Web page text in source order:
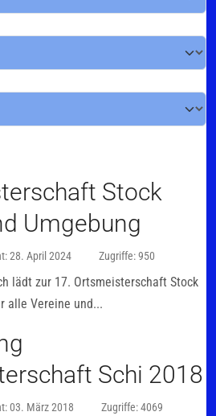
Stock
Umgebung
28. April 2024 Zugriffe: 950
lädt zur 17. Ortsmeisterschaft Stock
alle Vereine und...
Schi 2018
03. März 2018 Zugriffe: 4069